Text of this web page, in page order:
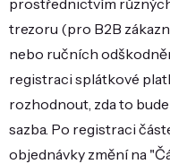
trezoru (pro B2B
nebo ručních
registraci splátkové
rozhodnout, zda to
sazba. Po registraci
objednávky změní na